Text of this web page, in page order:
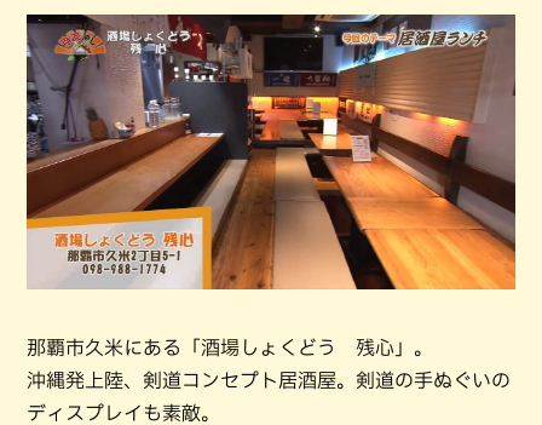
那覇市久米にある「酒場しょくどう 残心」。
沖縄発上陸、剣道コンセプト居酒屋。剣道の手ぬぐいの
ディスプレイも素敵。